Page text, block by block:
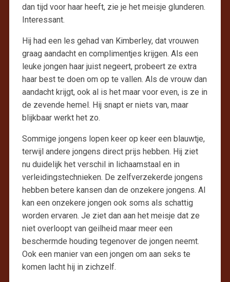
dan tijd voor haar heeft, zie je het meisje glunderen.
Interessant.
Hij had een les gehad van Kimberley, dat vrouwen
graag aandacht en complimentjes krijgen. Als een
leuke jongen haar juist negeert, probeert ze extra
haar best te doen om op te vallen. Als de vrouw dan
aandacht krijgt, ook al is het maar voor even, is ze in
de zevende hemel. Hij snapt er niets van, maar
blijkbaar werkt het zo.
Sommige jongens lopen keer op keer een blauwtje,
terwijl andere jongens direct prijs hebben. Hij ziet
nu duidelijk het verschil in lichaamstaal en in
verleidingstechnieken. De zelfverzekerde jongens
hebben betere kansen dan de onzekere jongens. Al
kan een onzekere jongen ook soms als schattig
worden ervaren. Je ziet dan aan het meisje dat ze
niet overloopt van geilheid maar meer een
beschermde houding tegenover de jongen neemt.
Ook een manier van een jongen om aan seks te
komen lacht hij in zichzelf.